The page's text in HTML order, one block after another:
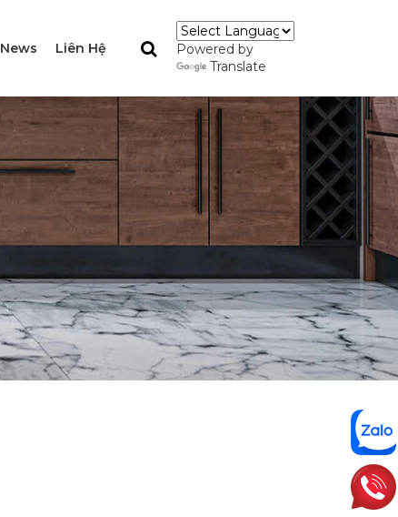
News Liên Hệ
Powered by
Translate